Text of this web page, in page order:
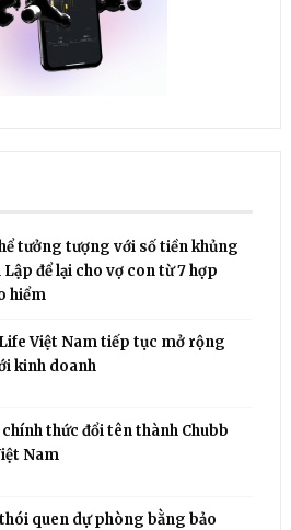
tưởng tượng với số tiền khủng
để lại cho vợ con từ 7 hợp
hiểm
Việt Nam tiếp tục mở rộng
kinh doanh
chính thức đổi tên thành Chubb
Nam
quen dự phòng bằng bảo